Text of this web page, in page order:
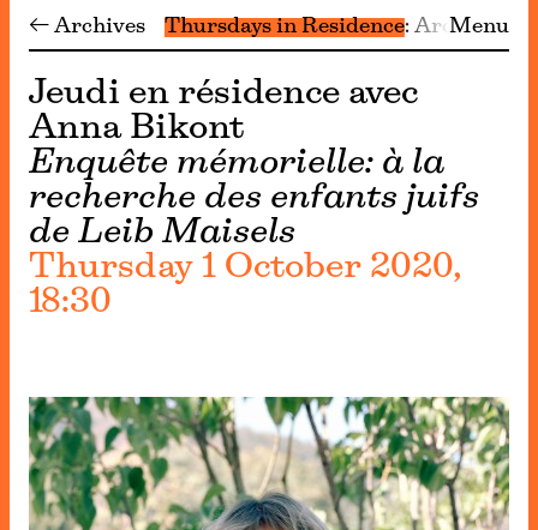
← Archives Thursdays in Residence Archive
Menu
Jeudi en résidence avec
Anna Bikont
Enquête mémorielle: à la
recherche des enfants juifs
de Leib Maisels
Thursday 1 October 2020,
18:30